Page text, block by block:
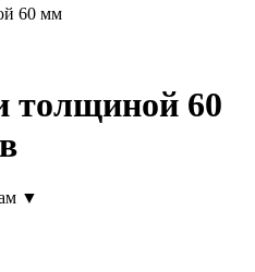
60 мм
толщиной 60
▼